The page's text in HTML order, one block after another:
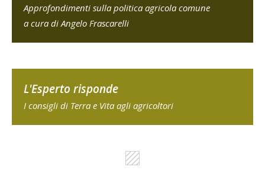
Approfondimenti sulla politica agricola comune
a cura di Angelo Frascarelli
L'Esperto risponde
I consigli di Terra e Vita agli agricoltori